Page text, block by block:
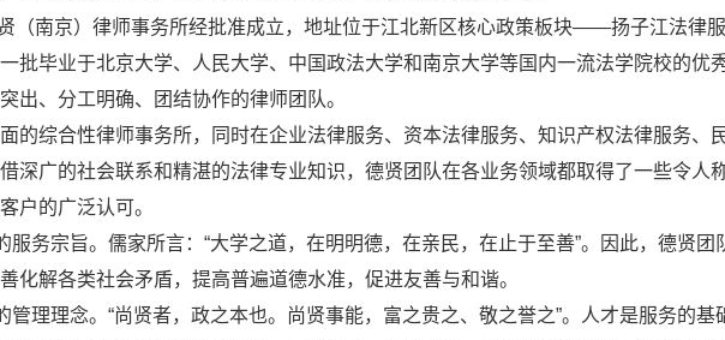
（南京）律师事务所经批准成立，地址位于江北新区核心政策板块——扬子江法律
批毕业于北京大学、人民大学、中国政法大学和南京大学等国内一流法学院校的优
出、分工明确、团结协作的律师团队。
的综合性律师事务所，同时在企业法律服务、资本法律服务、知识产权法律服务、
深广的社会联系和精湛的法律专业知识，德贤团队在各业务领域都取得了一些令人
户的广泛认可。
服务宗旨。儒家所言：“大学之道，在明明德，在亲民，在止于至善”。因此，德贤
化解各类社会矛盾，提高普遍道德水准，促进友善与和谐。
管理理念。“尚贤者，政之本也。尚贤事能，富之贵之、敬之誉之”。人才是服务的